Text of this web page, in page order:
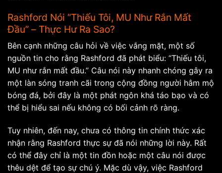
Rashford Nói “Thiếu Tôi, MU Như Rắn Mất
Đầu” – Thực Hư Ra Sao?
Bên cạnh những câu hỏi về việc vắng mặt, một số
nguồn tin cho rằng Rashford đã phát biểu: “Thiếu tôi,
MU như rắn mất đầu.” Câu nói này nhanh chóng gây ra
một làn sóng tranh cãi trong cộng đồng người hâm mộ
bóng đá, bởi đây là một phát ngôn khá táo bạo và có
thể bị hiểu sai nếu không có bối cảnh rõ ràng.
Tuy nhiên, đến nay, chưa có thông tin chính thức xác
nhận rằng Rashford thực sự đã nói những lời này. Rất
có thể đây chỉ là một tin đồn hoặc một câu nói được
thêu dệt để tạo sự chú ý. Mặc dù vậy, việc Rashford